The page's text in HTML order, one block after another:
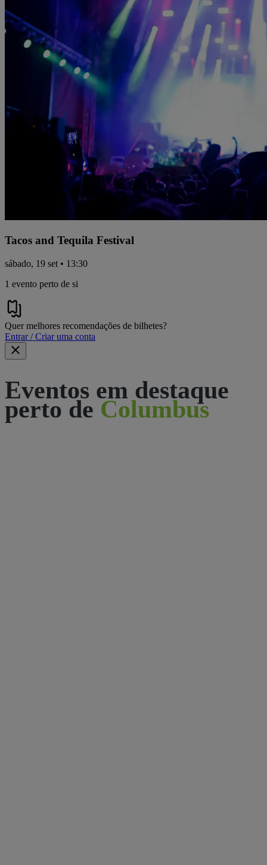
Tacos and Tequila Festival
sábado, 19 set • 13:30
1 evento perto de si
Quer melhores recomendações de bilhetes?
Entrar / Criar uma conta
Eventos em destaque
perto de Columbus